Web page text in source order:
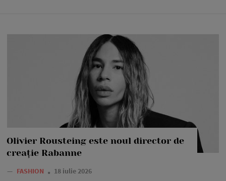
Olivier Rousteing este noul director de
creație Rabanne
— FASHION 18 iulie 2026